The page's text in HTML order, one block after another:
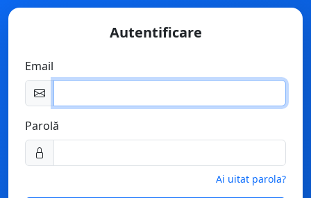
Autentificare
Email
Parolă
Ai uitat parola?